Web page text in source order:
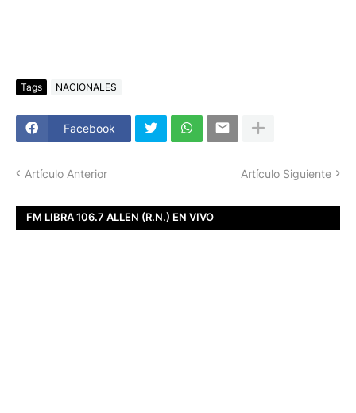
Tags NACIONALES
Facebook
Artículo Anterior Artículo Siguiente
FM LIBRA 106.7 ALLEN (R.N.) EN VIVO